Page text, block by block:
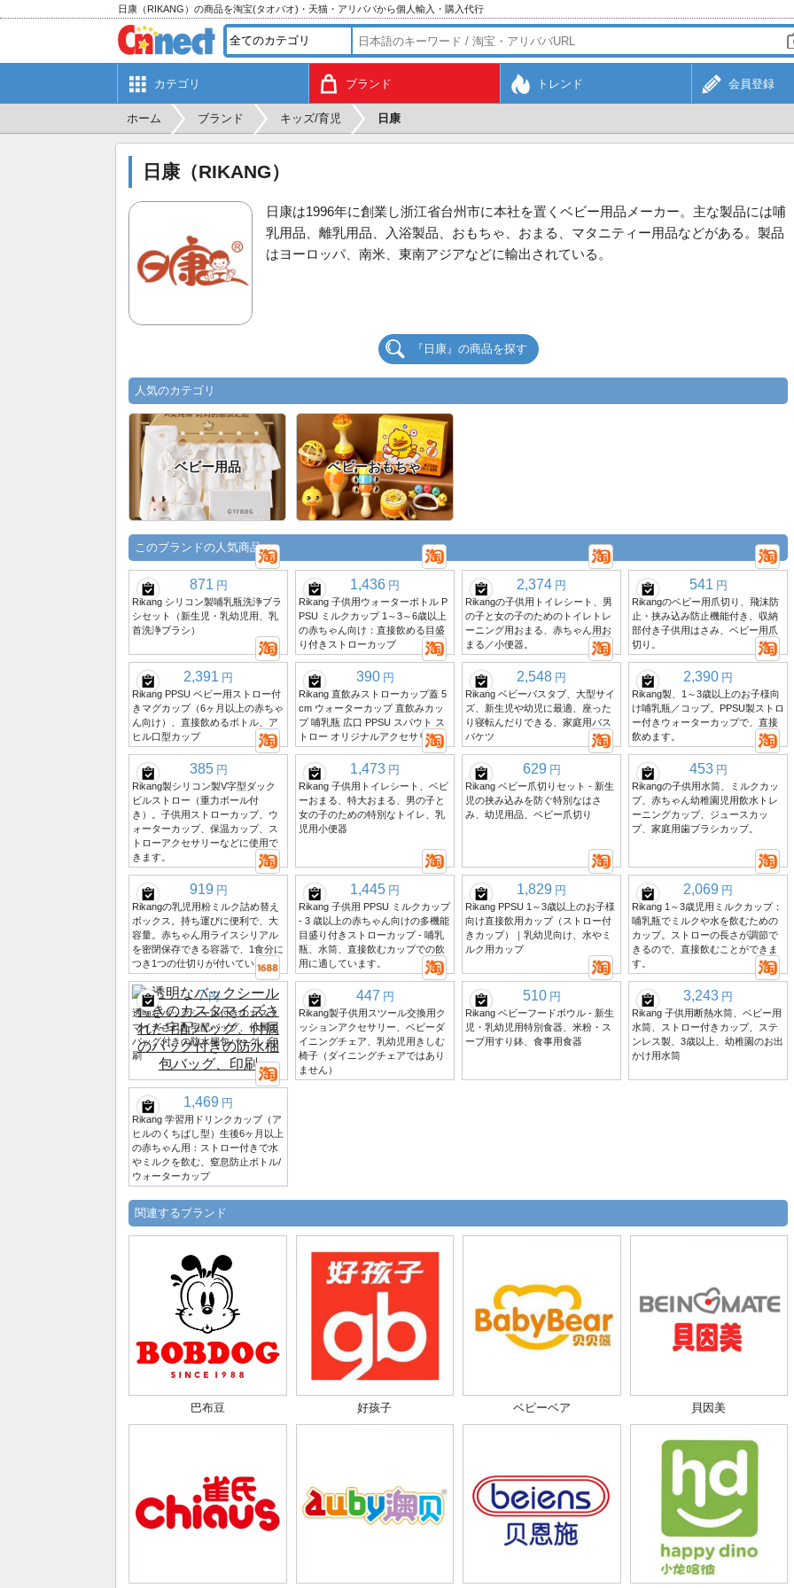
日康（RIKANG）の商品を淘宝(タオバオ)・天猫・アリババから個人輸入・購入代行
カテゴリ ブランド トレンド 会員登録
ホーム ブランド キッズ/育児 日康
日康（RIKANG）
日康は1996年に創業し浙江省台州市に本社を置くベビー用品メーカー。主な製品には哺
乳用品、離乳用品、入浴製品、おもちゃ、おまる、マタニティー用品などがある。製品
はヨーロッパ、南米、東南アジアなどに輸出されている。
『日康』の商品を探す
人気のカテゴリ
ベビー用品 ベビーおもちゃ
このブランドの人気商品
871 円
Rikang シリコン製哺乳瓶洗浄ブラ
シセット（新生児・乳幼児用、乳
首洗浄ブラシ）
1,436 円
Rikang 子供用ウォーターボトル P
PSU ミルクカップ 1～3～6歳以上
の赤ちゃん向け：直接飲める目盛
り付きストローカップ
2,374 円
Rikangの子供用トイレシート、男
の子と女の子のためのトイレトレ
ーニング用おまる、赤ちゃん用お
まる／小便器。
541 円
Rikangのベビー用爪切り、飛沫防
止・挟み込み防止機能付き、収納
部付き子供用はさみ、ベビー用爪
切り。
2,391 円
Rikang PPSU ベビー用ストロー付
きマグカップ（6ヶ月以上の赤ちゃ
ん向け）、直接飲めるボトル、ア
ヒル口型カップ
390 円
Rikang 直飲みストローカップ蓋 5
cm ウォーターカップ 直飲みカッ
プ 哺乳瓶 広口 PPSU スパウト ス
トロー オリジナルアクセサリー
2,548 円
Rikang ベビーバスタブ、大型サイ
ズ、新生児や幼児に最適、座った
り寝転んだりできる、家庭用バス
バケツ
2,390 円
Rikang製、1～3歳以上のお子様向
け哺乳瓶／コップ。PPSU製ストロ
ー付きウォーターカップで、直接
飲めます。
385 円
Rikang製シリコン製V字型ダック
ビルストロー（重力ボール付
き）。子供用ストローカップ、ウ
ォーターカップ、保温カップ、ス
トローアクセサリーなどに使用で
きます。
1,473 円
Rikang 子供用トイレシート、ベビ
ーおまる、特大おまる、男の子と
女の子のための特別なトイレ、乳
児用小便器
629 円
Rikang ベビー爪切りセット - 新生
児の挟み込みを防ぐ特別なはさ
み、幼児用品、ベビー爪切り
453 円
Rikangの子供用水筒、ミルクカッ
プ、赤ちゃん幼稚園児用飲水トレ
ーニングカップ、ジュースカッ
プ、家庭用歯ブラシカップ。
919 円
Rikangの乳児用粉ミルク詰め替え
ボックス。持ち運びに便利で、大
容量。赤ちゃん用ライスシリアル
を密閉保存できる容器で、1食分に
つき1つの仕切りが付いています。
1,445 円
Rikang 子供用 PPSU ミルクカップ
- 3 歳以上の赤ちゃん向けの多機能
目盛り付きストローカップ - 哺乳
瓶、水筒、直接飲むカップでの飲
用に適しています。
1,829 円
Rikang PPSU 1～3歳以上のお子様
向け直接飲用カップ（ストロー付
きカップ）｜乳幼児向け、水やミ
ルク用カップ
2,069 円
Rikang 1～3歳児用ミルクカップ：
哺乳瓶でミルクや水を飲むための
カップ。ストローの長さが調節で
きるので、直接飲むことができま
す。
7 円
透明なバックシール付きのカスタ
マイズされた宅配バッグ、付属の
バッグ付きの防水梱包バッグ、印
刷
447 円
Rikang製子供用スツール交換用ク
ッションアクセサリー、ベビーダ
イニングチェア、乳幼児用きしむ
椅子（ダイニングチェアではあり
ません）
510 円
Rikang ベビーフードボウル - 新生
児・乳幼児用特別食器、米粉・ス
ープ用すり鉢、食事用食器
3,243 円
Rikang 子供用断熱水筒、ベビー用
水筒、ストロー付きカップ、ステ
ンレス製、3歳以上、幼稚園のお出
かけ用水筒
1,469 円
Rikang 学習用ドリンクカップ（ア
ヒルのくちばし型）生後6ヶ月以上
の赤ちゃん用：ストロー付きで水
やミルクを飲む、窒息防止ボトル/
ウォーターカップ
関連するブランド
巴布豆 好孩子 ベビーベア 貝因美